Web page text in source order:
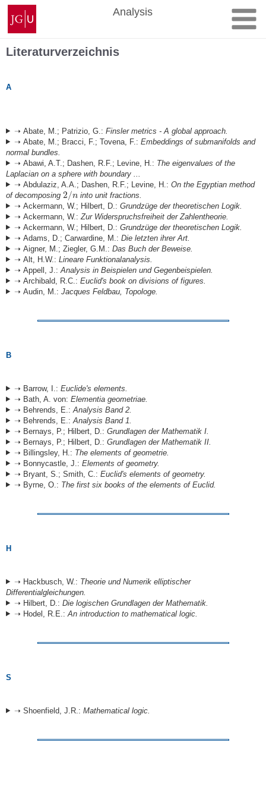
Zum
Inhalt
springen
Johannes
Gutenberg-
Universität
Mainz
Analysis
Literaturverzeichnis
A
➝ Abate, M.; Patrizio, G.: Finsler metrics - A global approach.
➝ Abate, M.; Bracci, F.; Tovena, F.: Embeddings of submanifolds and
normal bundles.
➝ Abawi, A.T.; Dashen, R.F.; Levine, H.: The eigenvalues of the
Laplacian on a sphere with boundary ...
➝ Abdulaziz, A.A.; Dashen, R.F.; Levine, H.: On the Egyptian method
of decomposing 2/n into unit fractions.
➝ Ackermann, W.; Hilbert, D.: Grundzüge der theoretischen Logik.
➝ Ackermann, W.: Zur Widerspruchsfreiheit der Zahlentheorie.
➝ Ackermann, W.; Hilbert, D.: Grundzüge der theoretischen Logik.
➝ Adams, D.; Carwardine, M.: Die letzten ihrer Art.
➝ Aigner, M.; Ziegler, G.M.: Das Buch der Beweise.
➝ Alt, H.W.: Lineare Funktionalanalysis.
➝ Appell, J.: Analysis in Beispielen und Gegenbeispielen.
➝ Archibald, R.C.: Euclid's book on divisions of figures.
➝ Audin, M.: Jacques Feldbau, Topologe.
B
➝ Barrow, I.: Euclide's elements.
➝ Bath, A. von: Elementia geometriae.
➝ Behrends, E.: Analysis Band 2.
➝ Behrends, E.: Analysis Band 1.
➝ Bernays, P.; Hilbert, D.: Grundlagen der Mathematik I.
➝ Bernays, P.; Hilbert, D.: Grundlagen der Mathematik II.
➝ Billingsley, H.: The elements of geometrie.
➝ Bonnycastle, J.: Elements of geometry.
➝ Bryant, S.; Smith, C.: Euclid's elements of geometry.
➝ Byrne, O.: The first six books of the elements of Euclid.
H
➝ Hackbusch, W.: Theorie und Numerik elliptischer
Differentialgleichungen.
➝ Hilbert, D.: Die logischen Grundlagen der Mathematik.
➝ Hodel, R.E.: An introduction to mathematical logic.
S
➝ Shoenfield, J.R.: Mathematical logic.